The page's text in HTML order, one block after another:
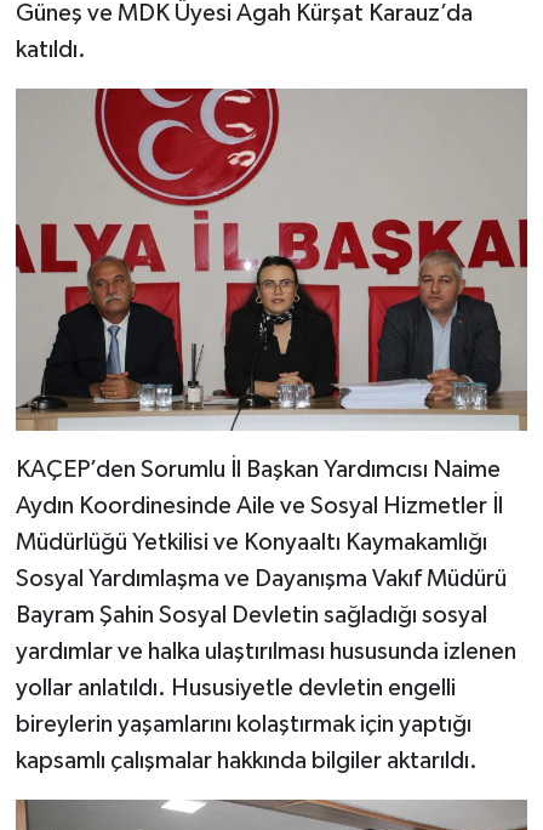
Güneş ve MDK Üyesi Agah Kürşat Karauz’da
katıldı.
KAÇEP’den Sorumlu İl Başkan Yardımcısı Naime
Aydın Koordinesinde Aile ve Sosyal Hizmetler İl
Müdürlüğü Yetkilisi ve Konyaaltı Kaymakamlığı
Sosyal Yardımlaşma ve Dayanışma Vakıf Müdürü
Bayram Şahin Sosyal Devletin sağladığı sosyal
yardımlar ve halka ulaştırılması hususunda izlenen
yollar anlatıldı. Hususiyetle devletin engelli
bireylerin yaşamlarını kolaştırmak için yaptığı
kapsamlı çalışmalar hakkında bilgiler aktarıldı.